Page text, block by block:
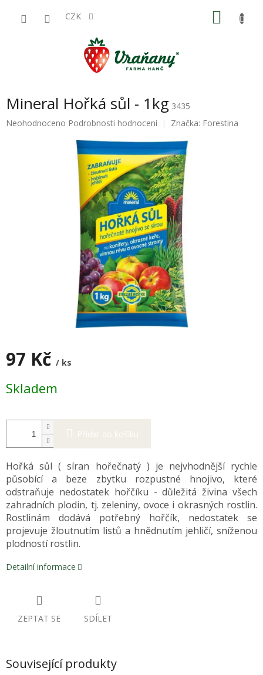
CZK
Mineral Hořká sůl - 1kg 3435
Průměrné
Neohodnoceno Podrobnosti hodnocení Značka: Forestina
97 Kč / ks
cena:
Skladem
Přidat do košíku
Hořká sůl ( síran hořečnatý ) je nejvhodnější rychle
působící a beze zbytku rozpustné hnojivo, které
odstraňuje nedostatek hořčíku - důležitá živina všech
zahradních plodin, tj. zeleniny, ovoce i okrasných rostlin.
Rostlinám dodává potřebný hořčík, nedostatek se
projevuje žloutnutím listů a hnědnutím jehličí, sníženou
plodností rostlin.
Detailní informace
ZEPTAT SE SDÍLET
Související produkty